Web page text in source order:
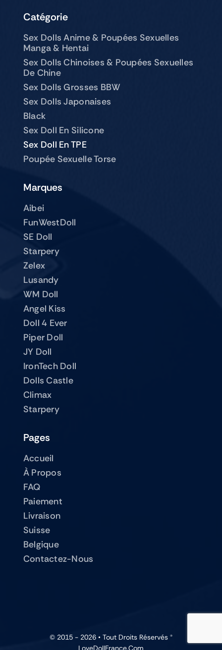
Catégorie
Sex Dolls Anime & Poupées Sexuelles
Manga & Hentai
Sex Dolls Chinoises & Poupées Sexuelles
De Chine
Sex Dolls Grosses BBW
Sex Dolls Japonaises
Black
Sex Doll En Silicone
Sex Doll En TPE
Poupée Sexuelle Torse
Marques
Aibei
FunWestDoll
SE Doll
Starpery
Zelex
Lusandy
WM Doll
Angel Kiss
Doll 4 Ever
Piper Doll
JY Doll
IronTech Doll
Dolls Castle
Climax
Starpery
Pages
Accueil
À Propos
FAQ
Paiement
Livraison
Suisse
Belgique
Contactez-Nous
© 2015 - 2026 • Tout Droits Réservés ®
LoveDollFrance.com